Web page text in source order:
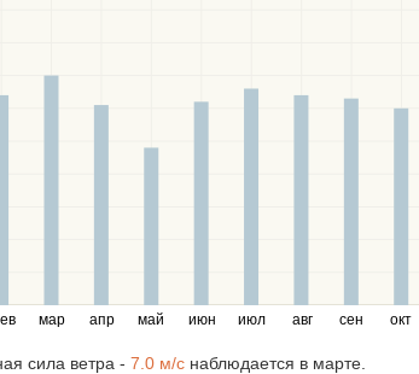
мар апр май июн июл авг сен окт
сила ветра - 7.0 м/c наблюдается в марте.